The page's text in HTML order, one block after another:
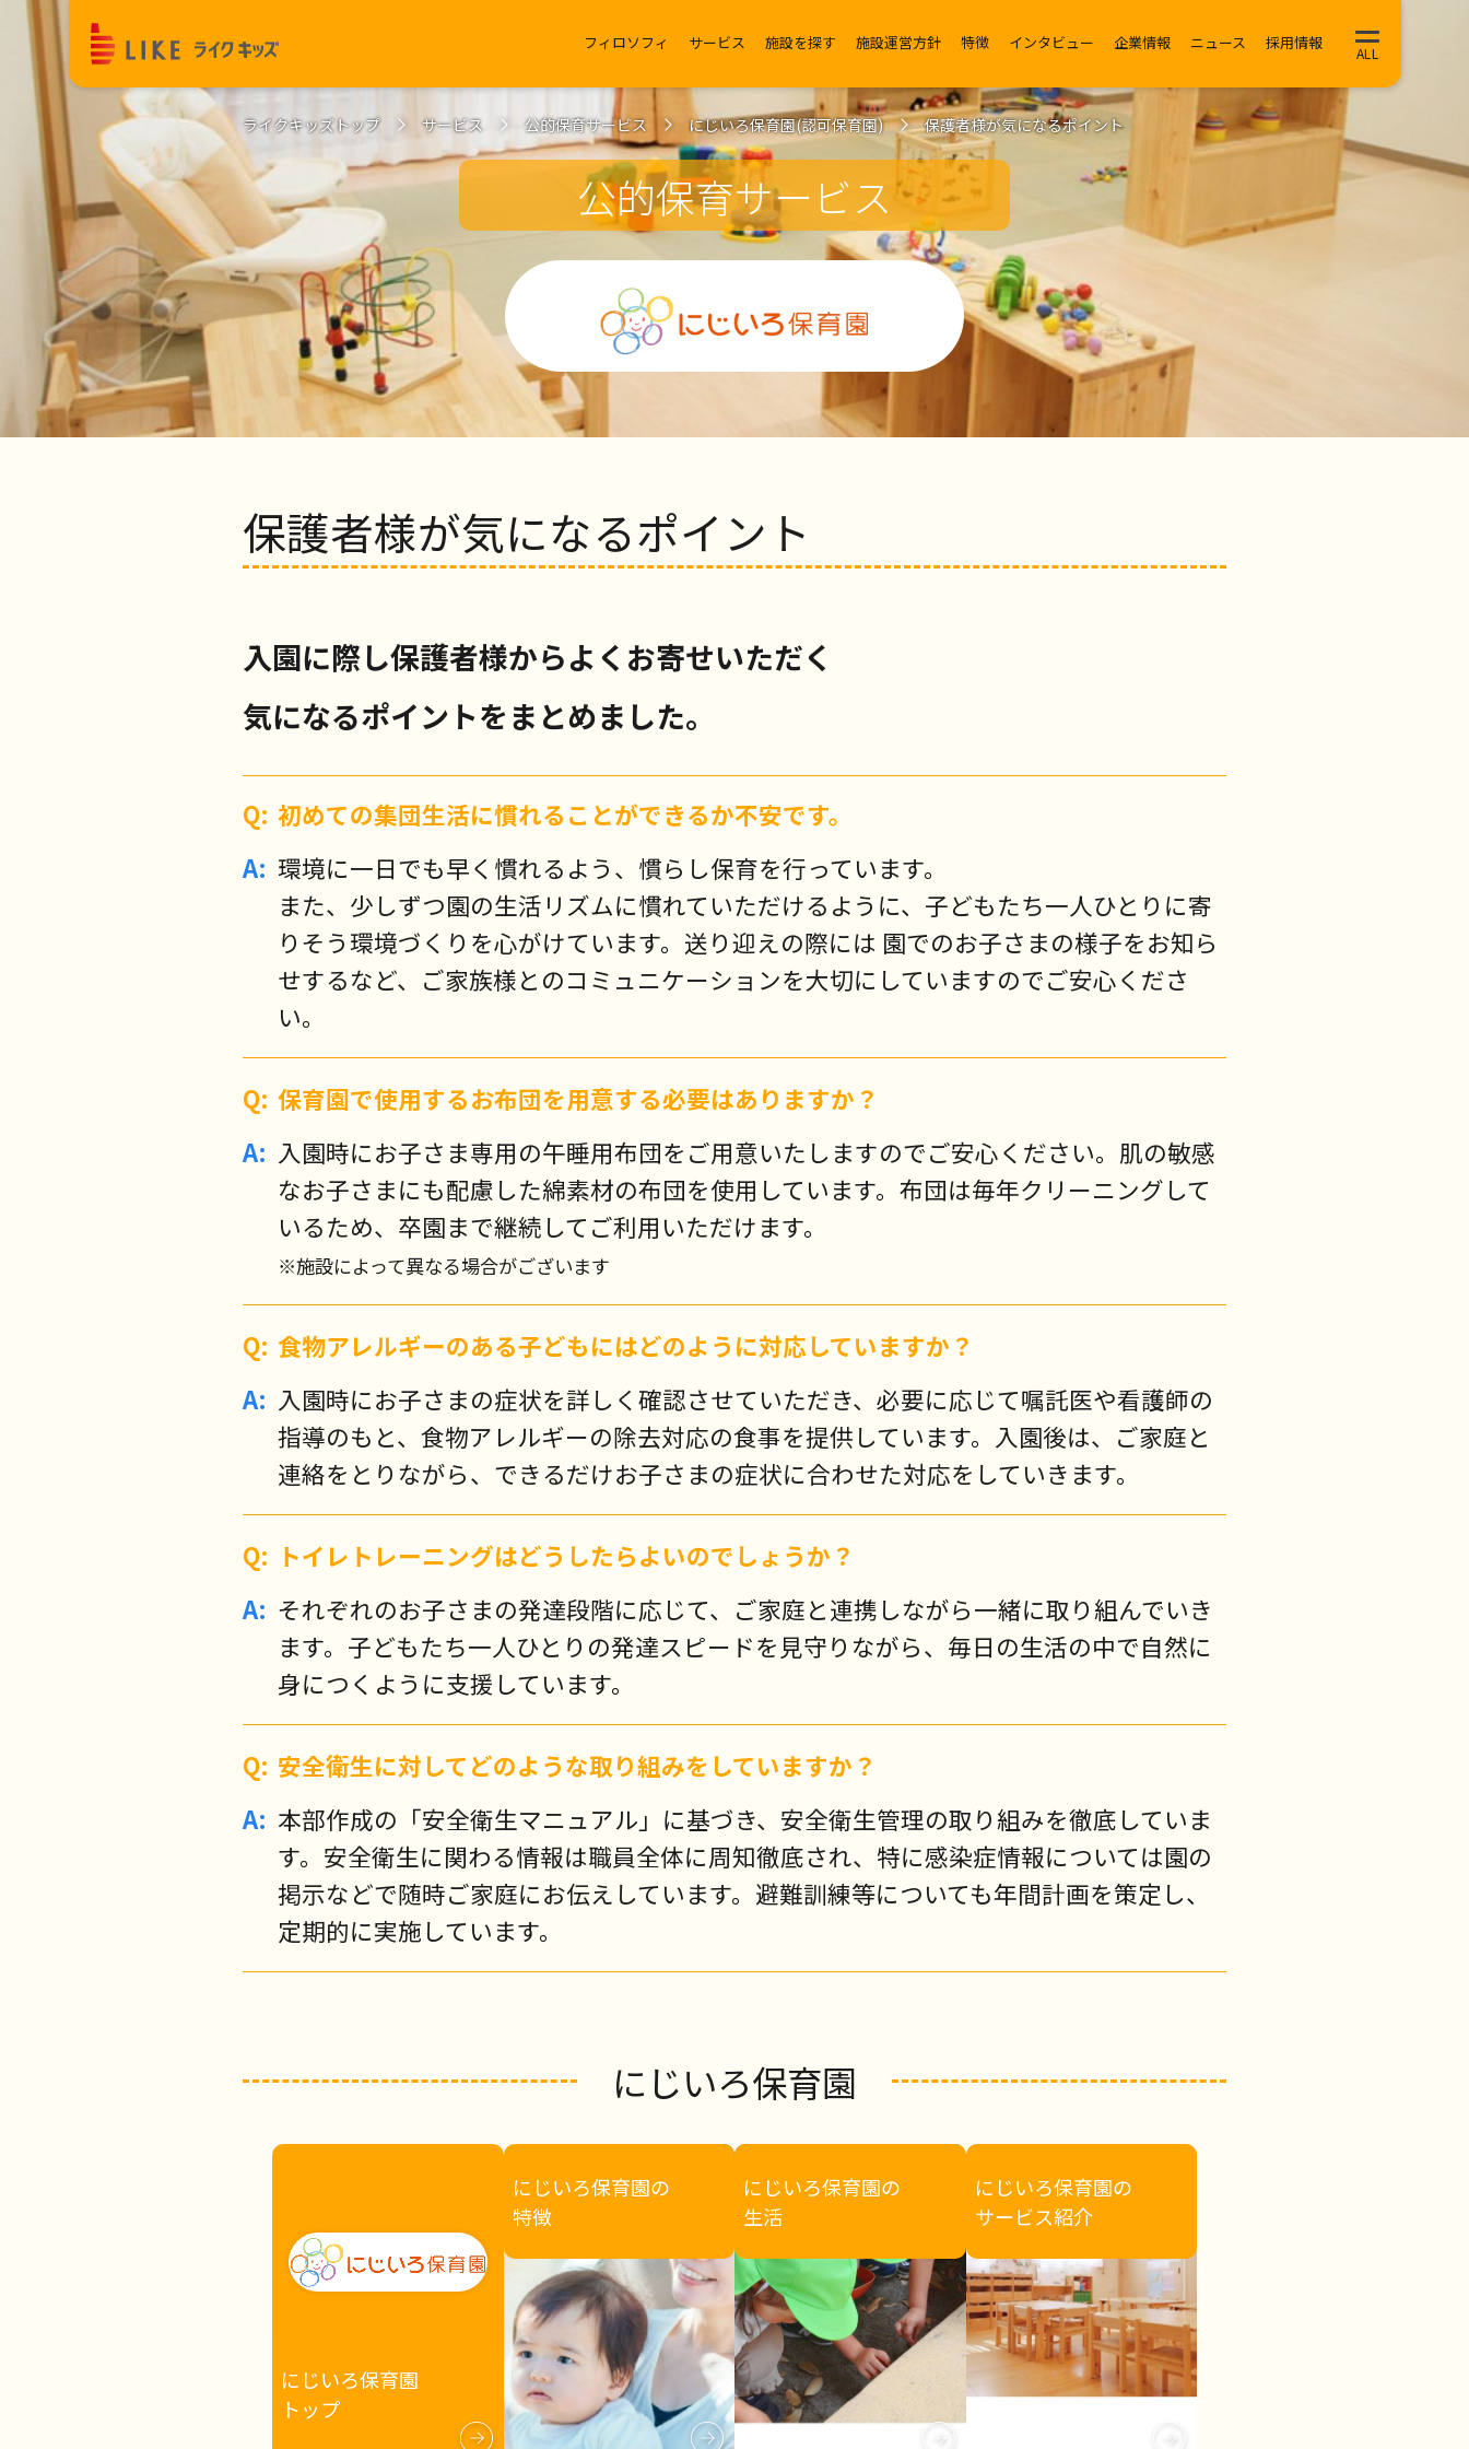
フィロソフィ サービス 施設を探す 施設運営方針 特徴 インタビュー 企業情報 ニュース 採用情報
ライクキッズトップ サービス 公的保育サービス にじいろ保育園(認可保育園) 保護者様が気になるポイント
公的保育サービス
保護者様が気になるポイント
入園に際し保護者様からよくお寄せいただく
気になるポイントをまとめました。
初めての集団生活に慣れることができるか不安です。
環境に一日でも早く慣れるよう、慣らし保育を行っています。
また、少しずつ園の生活リズムに慣れていただけるように、子どもたち一人ひとりに寄
りそう環境づくりを心がけています。送り迎えの際には 園でのお子さまの様子をお知ら
せするなど、ご家族様とのコミュニケーションを大切にしていますのでご安心くださ
い。
保育園で使用するお布団を用意する必要はありますか？
入園時にお子さま専用の午睡用布団をご用意いたしますのでご安心ください。肌の敏感
なお子さまにも配慮した綿素材の布団を使用しています。布団は毎年クリーニングして
いるため、卒園まで継続してご利用いただけます。
※施設によって異なる場合がございます
食物アレルギーのある子どもにはどのように対応していますか？
入園時にお子さまの症状を詳しく確認させていただき、必要に応じて嘱託医や看護師の
指導のもと、食物アレルギーの除去対応の食事を提供しています。入園後は、ご家庭と
連絡をとりながら、できるだけお子さまの症状に合わせた対応をしていきます。
トイレトレーニングはどうしたらよいのでしょうか？
それぞれのお子さまの発達段階に応じて、ご家庭と連携しながら一緒に取り組んでいき
ます。子どもたち一人ひとりの発達スピードを見守りながら、毎日の生活の中で自然に
身につくように支援しています。
安全衛生に対してどのような取り組みをしていますか？
本部作成の「安全衛生マニュアル」に基づき、安全衛生管理の取り組みを徹底していま
す。安全衛生に関わる情報は職員全体に周知徹底され、特に感染症情報については園の
掲示などで随時ご家庭にお伝えしています。避難訓練等についても年間計画を策定し、
定期的に実施しています。
にじいろ保育園
にじいろ保育園
トップ
にじいろ保育園の
特徴
にじいろ保育園の
生活
にじいろ保育園の
サービス紹介